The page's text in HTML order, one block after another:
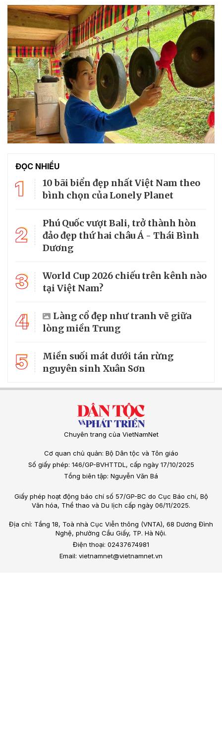
ĐỌC NHIỀU
1
10 bãi biển đẹp nhất Việt Nam theo
bình chọn của Lonely Planet
2
Phú Quốc vượt Bali, trở thành hòn
đảo đẹp thứ hai châu Á - Thái Bình
Dương
3
World Cup 2026 chiếu trên kênh nào
tại Việt Nam?
4
Làng cổ đẹp như tranh vẽ giữa
lòng miền Trung
5
Miền suối mát dưới tán rừng
nguyên sinh Xuân Sơn
Chuyên trang của VietNamNet
Cơ quan chủ quản: Bộ Dân tộc và Tôn giáo
Số giấy phép: 146/GP-BVHTTDL, cấp ngày 17/10/2025
Tổng biên tập: Nguyễn Văn Bá
Giấy phép hoạt động báo chí số 57/GP-BC do Cục Báo chí, Bộ
Văn hóa, Thể thao và Du lịch cấp ngày 06/11/2025.
Địa chỉ: Tầng 18, Toà nhà Cục Viễn thông (VNTA), 68 Dương Đình
Nghệ, phường Cầu Giấy, TP. Hà Nội.
Điện thoại: 02437674981
Email: vietnamnet@vietnamnet.vn